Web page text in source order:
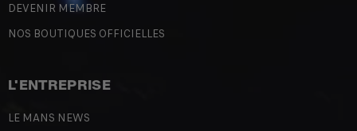
DEVENIR MEMBRE
NOS BOUTIQUES OFFICIELLES
L'ENTREPRISE
LE MANS NEWS